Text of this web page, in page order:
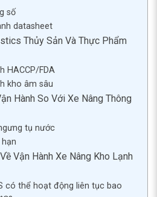
số
datasheet
Thủy Sản Và Thực Phẩm
HACCP/FDA
kho âm sâu
Hành So Với Xe Nâng Thông
tụ nước
Vận Hành Xe Nâng Kho Lạnh
có thể hoạt động liên tục bao